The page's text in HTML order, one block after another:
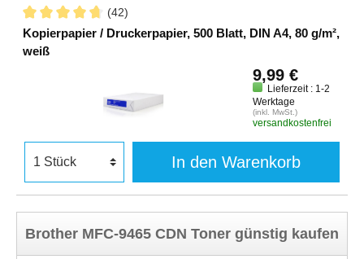
(42)
Kopierpapier / Druckerpapier, 500 Blatt, DIN A4, 80 g/m²,
weiß
9,99 €
Lieferzeit : 1-2
Werktage
(inkl. MwSt.)
versandkostenfrei
In den Warenkorb
Brother MFC-9465 CDN Toner günstig kaufen